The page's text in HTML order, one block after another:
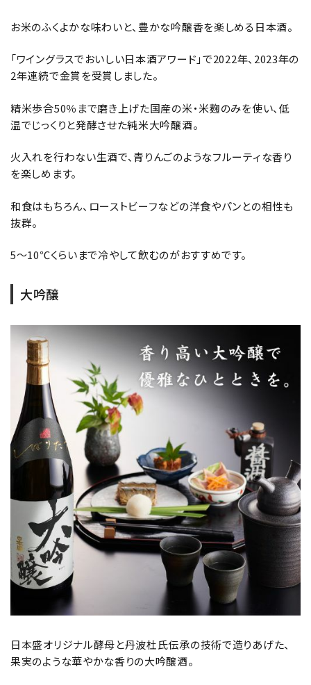
お米のふくよかな味わいと、豊かな吟醸香を楽しめる日本酒。
「ワイングラスでおいしい日本酒アワード」で2022年、2023年の
2年連続で金賞を受賞しました。
精米歩合50％まで磨き上げた国産の米・米麹のみを使い、低
温でじっくりと発酵させた純米大吟醸酒。
火入れを行わない生酒で、青りんごのようなフルーティな香り
を楽しめます。
和食はもちろん、ローストビーフなどの洋食やパンとの相性も
抜群。
5〜10℃くらいまで冷やして飲むのがおすすめです。
大吟醸
日本盛オリジナル酵母と丹波杜氏伝承の技術で造りあげた、
果実のような華やかな香りの大吟醸酒。